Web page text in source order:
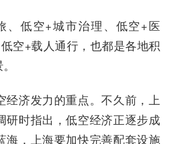
、低空+城市治理、低空+医
空+载人通行，也都是各地积
经济发力的重点。不久前，上
研时指出，低空经济正逐步成
海，上海要加快完善配套设施